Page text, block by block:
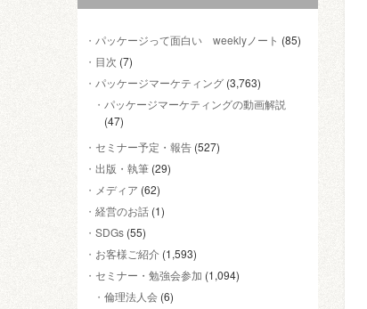
パッケージって面白い weeklyノート (85)
目次 (7)
パッケージマーケティング (3,763)
パッケージマーケティングの動画解説
(47)
セミナー予定・報告 (527)
出版・執筆 (29)
メディア (62)
経営のお話 (1)
SDGs (55)
お客様ご紹介 (1,593)
セミナー・勉強会参加 (1,094)
倫理法人会 (6)